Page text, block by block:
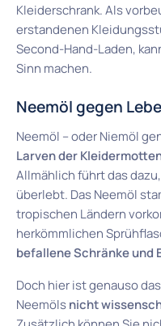
Kleiderschrank. Als
erstandenen
Second-Hand-Laden,
Sinn machen.
Neemöl gegen
Neemöl – oder Niemöl
Larven der
Allmählich führt das
überlebt. Das Neemöl
tropischen Ländern
herkömmlichen
befallene Schränke und
Doch hier ist genauso
Neemölsnicht